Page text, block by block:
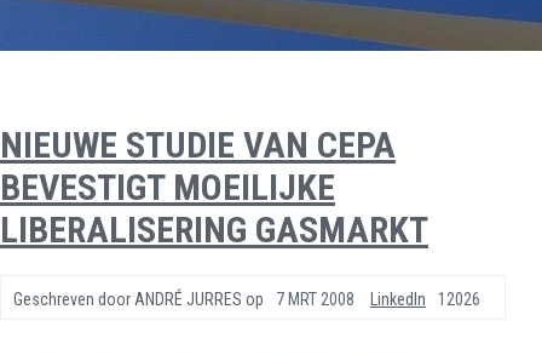
NIEUWE STUDIE VAN CEPA
BEVESTIGT MOEILIJKE
LIBERALISERING GASMARKT
Geschreven door ANDRÉ JURRES op 7 MRT 2008 12026
LinkedIn